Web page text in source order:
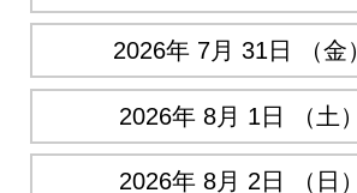
2026年 7月 31日 （金
2026年 8月 1日 （土
2026年 8月 2日 （日